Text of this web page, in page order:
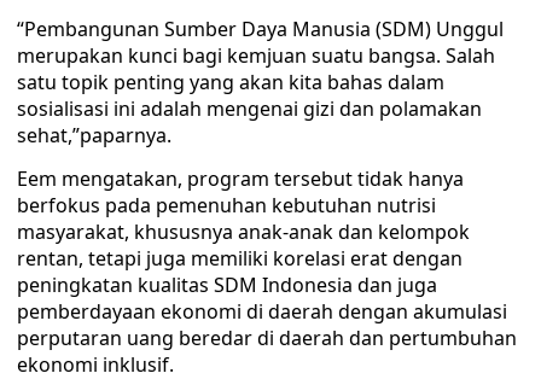
“Pembangunan Sumber Daya Manusia (SDM) Unggul
merupakan kunci bagi kemjuan suatu bangsa. Salah
satu topik penting yang akan kita bahas dalam
sosialisasi ini adalah mengenai gizi dan polamakan
sehat,”paparnya.
Eem mengatakan, program tersebut tidak hanya
berfokus pada pemenuhan kebutuhan nutrisi
masyarakat, khususnya anak-anak dan kelompok
rentan, tetapi juga memiliki korelasi erat dengan
peningkatan kualitas SDM Indonesia dan juga
pemberdayaan ekonomi di daerah dengan akumulasi
perputaran uang beredar di daerah dan pertumbuhan
ekonomi inklusif.